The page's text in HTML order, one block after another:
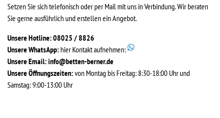
Setzen Sie sich telefonisch oder per Mail mit uns in Verbindung. Wir beraten
Sie gerne ausführlich und erstellen ein Angebot.
Unsere Hotline: 08025 / 8826
Unsere WhatsApp: hier Kontakt aufnehmen:
Unsere Email:info@betten-berner.de
Unsere Öffnungszeiten:von Montag bis Freitag: 8:30-18:00 Uhr und
Samstag: 9:00-13:00 Uhr